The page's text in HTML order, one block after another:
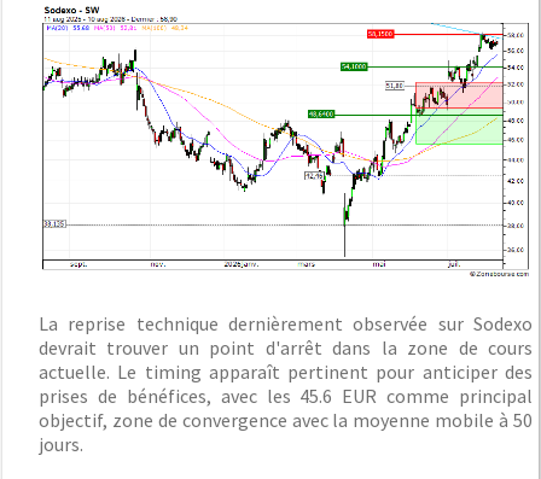
La reprise technique dernièrement observée sur Sodexo
devrait trouver un point d'arrêt dans la zone de cours
actuelle. Le timing apparaît pertinent pour anticiper des
prises de bénéfices, avec les 45.6 EUR comme principal
objectif, zone de convergence avec la moyenne mobile à 50
jours.